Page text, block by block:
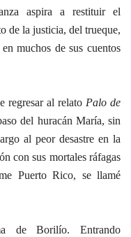
aspira a restituir el
de la justicia, del trueque,
muchos de sus cuentos
regresar al relato Palo de
del huracán María, sin
al peor desastre en la
con sus mortales ráfagas
Puerto Rico, se llamé
de Borilío. Entrando